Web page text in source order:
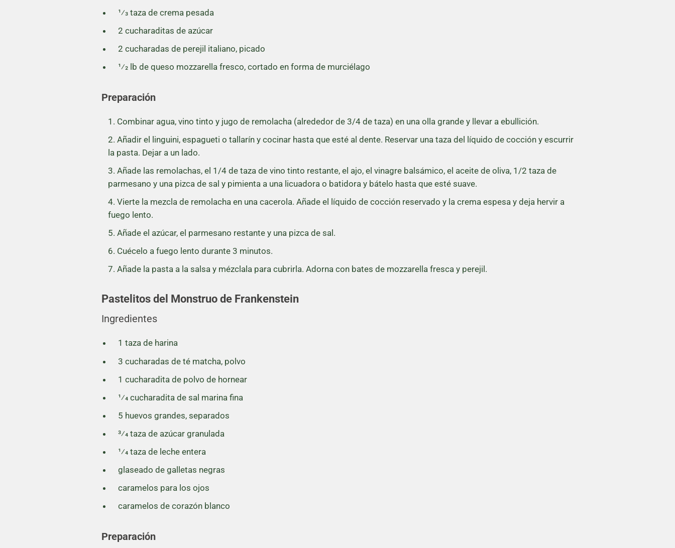
1⁄3 taza de crema pesada
2 cucharaditas de azúcar
2 cucharadas de perejil italiano, picado
1⁄2 lb de queso mozzarella fresco, cortado en forma de murciélago
Preparación
Combinar agua, vino tinto y jugo de remolacha (alrededor de 3/4 de taza) en una olla grande y llevar a ebullición.
Añadir el linguini, espagueti o tallarín y cocinar hasta que esté al dente. Reservar una taza del líquido de cocción y escurrir
la pasta. Dejar a un lado.
Añade las remolachas, el 1/4 de taza de vino tinto restante, el ajo, el vinagre balsámico, el aceite de oliva, 1/2 taza de
parmesano y una pizca de sal y pimienta a una licuadora o batidora y bátelo hasta que esté suave.
Vierte la mezcla de remolacha en una cacerola. Añade el líquido de cocción reservado y la crema espesa y deja hervir a
fuego lento.
Añade el azúcar, el parmesano restante y una pizca de sal.
Cuécelo a fuego lento durante 3 minutos.
Añade la pasta a la salsa y mézclala para cubrirla. Adorna con bates de mozzarella fresca y perejil.
Pastelitos del Monstruo de Frankenstein
Ingredientes
1 taza de harina
3 cucharadas de té matcha, polvo
1 cucharadita de polvo de hornear
1⁄4 cucharadita de sal marina fina
5 huevos grandes, separados
3⁄4 taza de azúcar granulada
1⁄4 taza de leche entera
glaseado de galletas negras
caramelos para los ojos
caramelos de corazón blanco
Preparación